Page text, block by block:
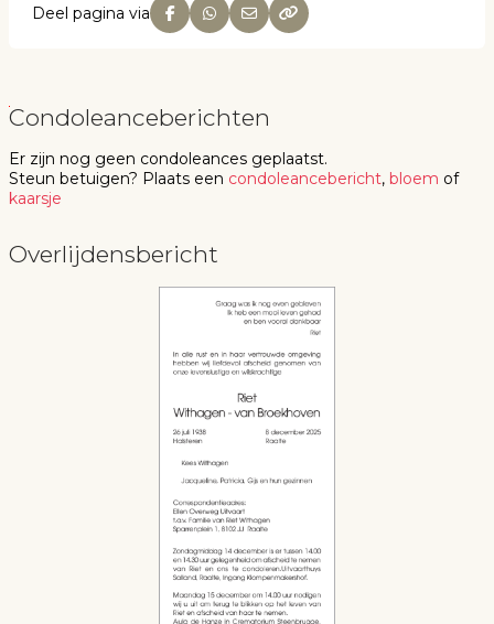
Deel pagina via
Condoleanceberichten
Er zijn nog geen condoleances geplaatst.
Steun betuigen? Plaats een condoleancebericht, bloem of
kaarsje
Overlijdensbericht